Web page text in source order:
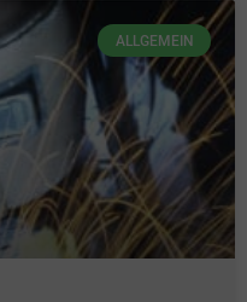
ALLGEMEIN